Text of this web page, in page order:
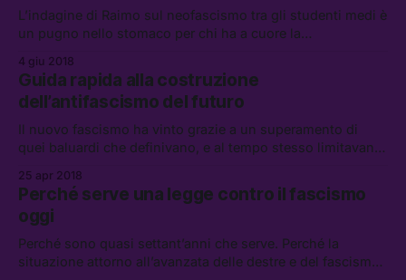
L’indagine di Raimo sul neofascismo tra gli studenti medi è
un pugno nello stomaco per chi ha a cuore la
4 giu 2018
Guida rapida alla costruzione
dell’antifascismo del futuro
Il nuovo fascismo ha vinto grazie a un superamento di
quei baluardi che definivano, e al tempo stesso limitavano,
25 apr 2018
Perché serve una legge contro il fascismo
oggi
Perché sono quasi settant’anni che serve. Perché la
situazione attorno all’avanzata delle destre e del fascismo